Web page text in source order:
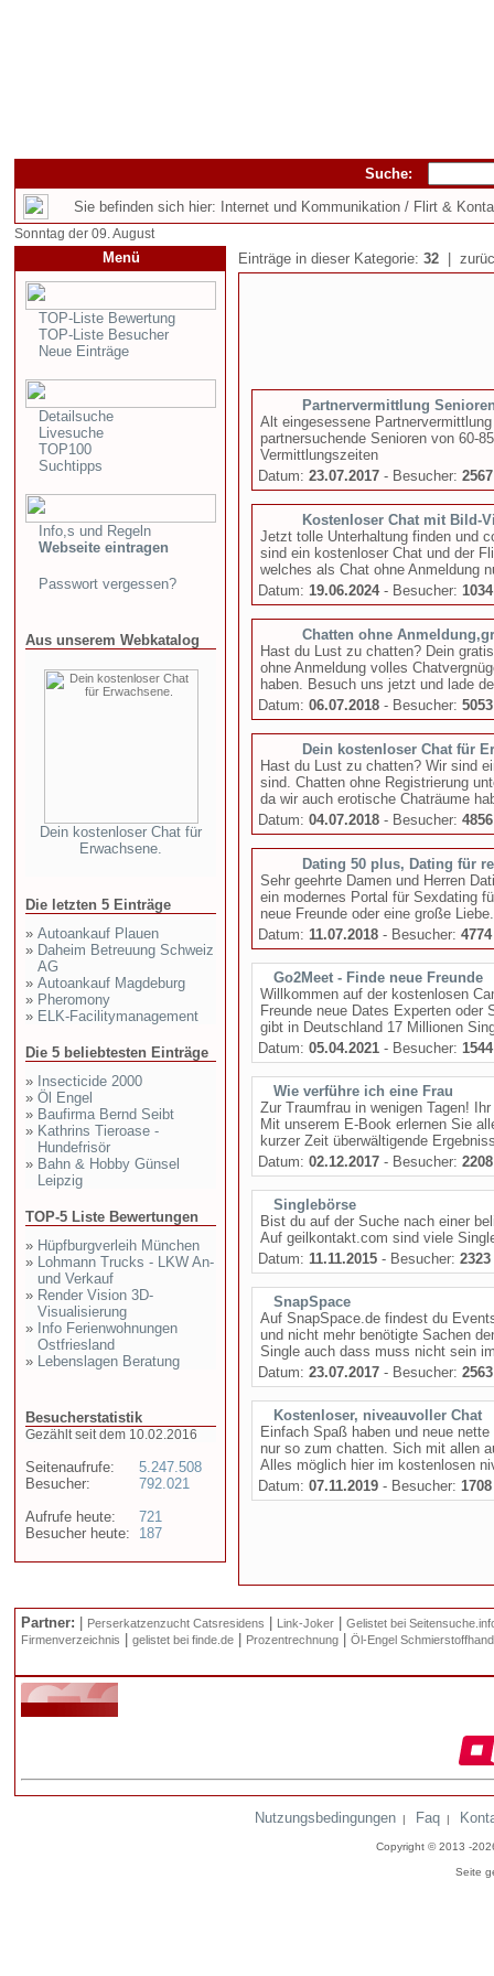
Suche:
Sie befinden sich hier: Internet und Kommunikation / Flirt &
Sonntag der 09. August
Menü
TOP-Liste Bewertung
TOP-Liste Besucher
Neue Einträge
Detailsuche
Livesuche
TOP100
Suchtipps
Info,s und Regeln
Webseite eintragen
Passwort vergessen?
Aus unserem Webkatalog
Dein kostenloser Chat für
Erwachsene.
Die letzten 5 Einträge
» Autoankauf Plauen
» Daheim Betreuung Schweiz
AG
» Autoankauf Magdeburg
» Pheromony
» ELK-Facilitymanagement
Die 5 beliebtesten Einträge
» Insecticide 2000
» Öl Engel
» Baufirma Bernd Seibt
» Kathrins Tieroase -
Hundefrisör
» Bahn & Hobby Günsel
Leipzig
TOP-5 Liste Bewertungen
» Hüpfburgverleih München
» Lohmann Trucks - LKW An-
und Verkauf
» Render Vision 3D-
Visualisierung
» Info Ferienwohnungen
Ostfriesland
» Lebenslagen Beratung
Besucherstatistik
Gezählt seit dem 10.02.2016
Seitenaufrufe:
Besucher:
Aufrufe heute:
Besucher heute:
5.247.508
792.021
721
187
Einträge in dieser Kategorie: 32 |
Partnervermittlung
Alt eingesessene
partnersuchende Senioren von 60-
Vermittlungszeiten
Datum: 23.07.2017 - Besucher: 2567
Kostenloser Chat mit Bild-
Jetzt tolle Unterhaltung finden und
sind ein kostenloser Chat und der
welches als Chat ohne Anmeldung
Datum: 19.06.2024- Besucher: 1034
Chatten ohne
Hast du Lust zu chatten? Dein
ohne Anmeldung volles
haben. Besuch uns jetzt und lade
Datum: 06.07.2018 - Besucher: 5053
Dein kostenloser Chat für
Hast du Lust zu chatten? Wir sind
sind. Chatten ohne Registrierung
da wir auch erotische Chaträume
Datum: 04.07.2018 - Besucher: 4856
Dating 50 plus, Dating für
Sehr geehrte Damen und Herren
ein modernes Portal für Sexdating
neue Freunde oder eine große
Datum: 11.07.2018 - Besucher: 4774
Go2Meet - Finde neue Freunde
Willkommen auf der kostenlosen
Freunde neue Dates Experten
gibt in Deutschland 17 Millionen
Datum: 05.04.2021 - Besucher: 1544
Wie verführe ich eine Frau
Zur Traumfrau in wenigen Tagen!
Mit unserem E-Book erlernen Sie
kurzer Zeit überwältigende
Datum: 02.12.2017 - Besucher: 2208
Singlebörse
Bist du auf der Suche nach einer
Auf geilkontakt.com sind viele
Datum: 11.11.2015 - Besucher: 2323
SnapSpace
Auf SnapSpace.de findest du
und nicht mehr benötigte Sachen
Single auch dass muss nicht sein
Datum: 23.07.2017 - Besucher: 2563
Kostenloser, niveauvoller Chat
Einfach Spaß haben und neue
nur so zum chatten. Sich mit allen
Alles möglich hier im kostenlosen
Datum: 07.11.2019 - Besucher: 1708
Partner: Perserkatzenzucht Catsresidens Link-Joker
Gelistet bei
Firmenverzeichnis
gelistet bei finde.de Prozentrechnung Öl-Engel
Nutzungsbedingungen | Faq |
Copyright © 2013 -
Seite